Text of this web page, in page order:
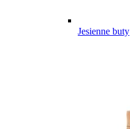
Jesienne buty